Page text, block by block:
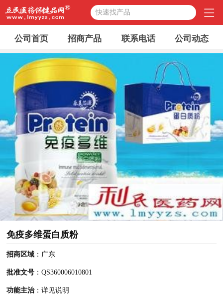
快速找产品
公司首页 招商产品 联系电话 公司动态
免疫多维蛋白质粉
招商区域 ：广东
批准文号 ：QS360006010801
功能主治：详见说明